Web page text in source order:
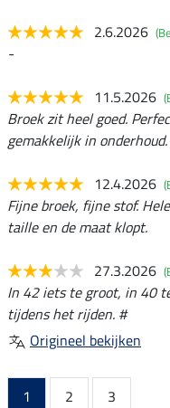
2.6.2026
-
11.5.2026
Broek zit heel goed.
gemakkelijk in onderhoud.
12.4.2026
Fijne broek, fijne stof.
taille en de maat klopt.
27.3.2026
In 42 iets te groot, in 40
tijdens het rijden. #
Origineel bekijken
1 2
3